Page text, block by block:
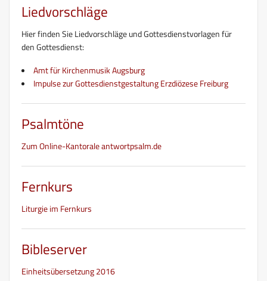
Liedvorschläge
Hier finden Sie Liedvorschläge und Gottesdienstvorlagen für
den Gottesdienst:
Amt für Kirchenmusik Augsburg
Impulse zur Gottesdienstgestaltung Erzdiözese Freiburg
Psalmtöne
Zum Online-Kantorale antwortpsalm.de
Fernkurs
Liturgie im Fernkurs
Bibleserver
Einheitsübersetzung 2016